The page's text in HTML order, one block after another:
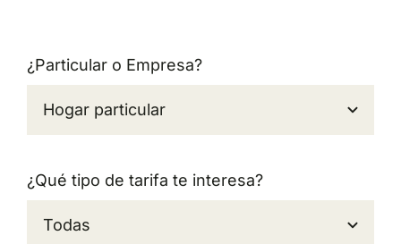
¿Particular o Empresa?
¿Qué tipo de tarifa te interesa?